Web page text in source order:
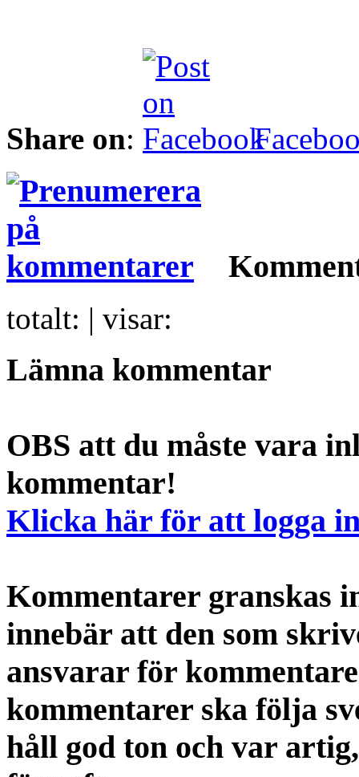
Share on:
totalt: | visar:
Lämna kommentar
OBS att du måste vara
kommentar!
Klicka här för att logga
Kommentarer granskas
innebär att den som
ansvarar för
kommentarer ska följa
håll god ton och var